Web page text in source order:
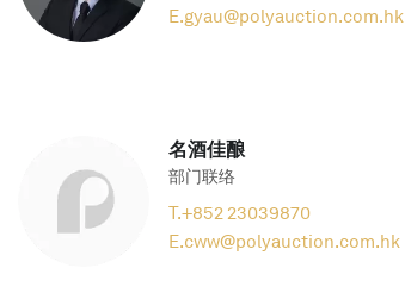
E.gyau@polyauction.com.hk
名酒佳酿
部门联络
T.+852 23039870
E.cww@polyauction.com.hk